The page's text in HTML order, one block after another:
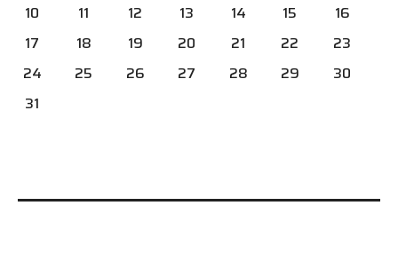
10
11 12 13 14 15
16
17
18 19 20 21 22
23
24
25 26 27 28 29
30
31